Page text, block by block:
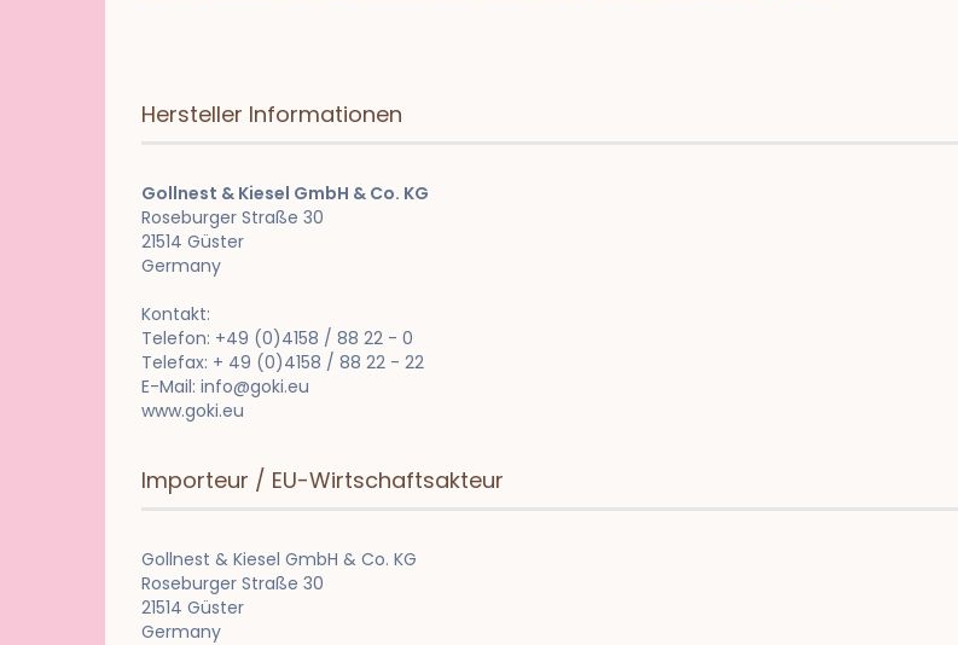
Hersteller Informationen
Gollnest & Kiesel GmbH & Co. KG
Roseburger Straße 30
21514 Güster
Germany
Kontakt:
Telefon: +49 (0)4158 / 88 22 - 0
Telefax: + 49 (0)4158 / 88 22 - 22
E-Mail: info@goki.eu
www.goki.eu
Importeur / EU-Wirtschaftsakteur
Gollnest & Kiesel GmbH & Co. KG
Roseburger Straße 30
21514 Güster
Germany